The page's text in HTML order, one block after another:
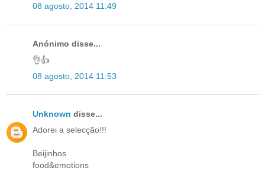
08 agosto, 2014 11:49
Anónimo disse...
👌👍
08 agosto, 2014 11:53
Unknown disse...
Adorei a selecção!!!
Beijinhos
food&emotions